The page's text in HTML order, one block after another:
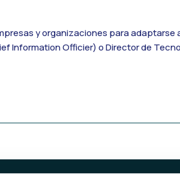
y organizaciones para
Information Officier) o Director de